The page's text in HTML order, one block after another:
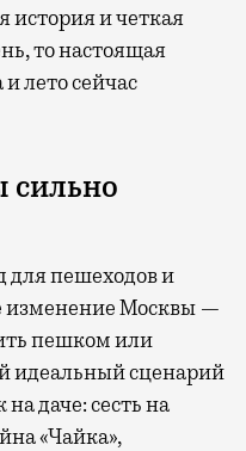
история и четкая
то настоящая
лето сейчас
сильно
для пешеходов и
изменение Москвы —
пешком или
идеальный сценарий
даче: сесть на
«Чайка»,